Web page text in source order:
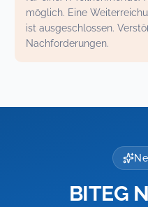
möglich. Eine
ist ausgeschlossen.
Nachforderungen.
BITEG